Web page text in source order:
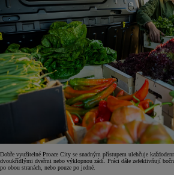
Dobře využitelné Proace City se snadným přístupem ulehčuje
dvoukřídlými dveřmi nebo výklopnou zádí. Práci dále zefektivňují
po obou stranách, nebo pouze po jedné.